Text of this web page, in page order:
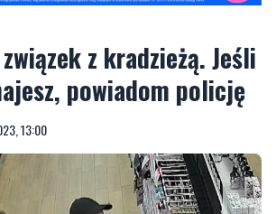
z kradzieżą. Jeśli
powiadom policję
13:00